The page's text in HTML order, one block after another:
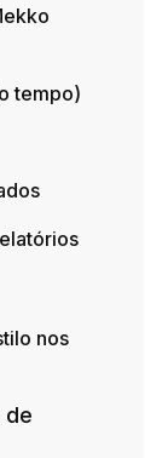
tempo)
nos
de